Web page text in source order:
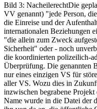
Bild 3: NacheilerechtDie
VV genannt) "jede Person,
die Einreise und der
internationalen Beziehungen
"die allein zum Zweck
Sicherheit" oder - noch
die koordinierten polizeilich-
Überprüfung. Die genannten
nur eines einzigen VS für
aller VS. Wozu dies in
inzwischen begrabene
Name wurde in die Datei der